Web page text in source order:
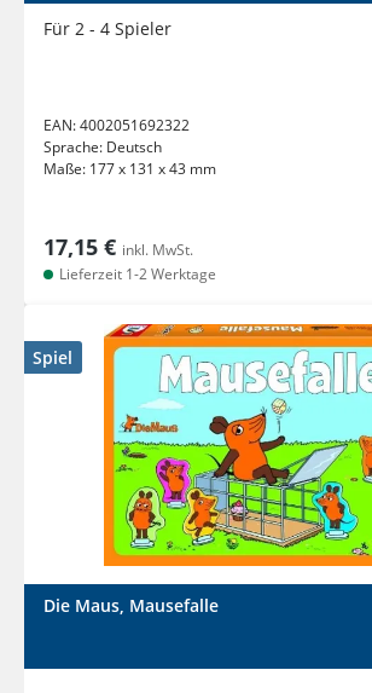
Für 2 - 4 Spieler
EAN:4002051692322
Sprache: Deutsch
Maße: 177 x 131 x 43 mm
17,15 € inkl. MwSt.
Lieferzeit 1-2 Werktage
Spiel
Die Maus, Mausefalle